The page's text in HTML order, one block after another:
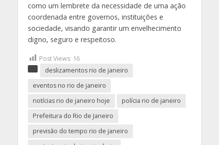
como um lembrete da necessidade de uma ação
coordenada entre governos, instituições e
sociedade, visando garantir um envelhecimento
digno, seguro e respeitoso.
Post Views: 16
deslizamentos rio de janeiro
eventos no rio de janeiro
notícias rio de janeiro hoje
polícia rio de janeiro
Prefeitura do Rio de Janeiro
previsão do tempo rio de janeiro